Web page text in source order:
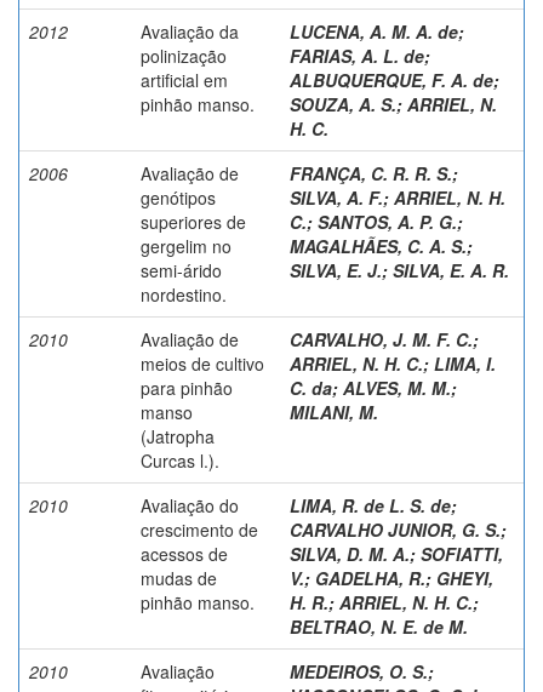
2012
Avaliação da
polinização
artificial em
pinhão manso.
LUCENA, A. M. A. de;
FARIAS, A. L. de;
ALBUQUERQUE, F. A. de;
SOUZA, A. S.; ARRIEL, N.
H. C.
2006
Avaliação de
genótipos
superiores de
gergelim no
semi-árido
nordestino.
FRANÇA, C. R. R. S.;
SILVA, A. F.; ARRIEL, N. H.
C.; SANTOS, A. P. G.;
MAGALHÃES, C. A. S.;
SILVA, E. J.; SILVA, E. A. R.
2010
Avaliação de
meios de cultivo
para pinhão
manso
(Jatropha
Curcas l.).
CARVALHO, J. M. F. C.;
ARRIEL, N. H. C.; LIMA, I.
C. da; ALVES, M. M.;
MILANI, M.
2010
Avaliação do
crescimento de
acessos de
mudas de
pinhão manso.
LIMA, R. de L. S. de;
CARVALHO JUNIOR, G. S.;
SILVA, D. M. A.; SOFIATTI,
V.; GADELHA, R.; GHEYI,
H. R.; ARRIEL, N. H. C.;
BELTRAO, N. E. de M.
2010
Avaliação
MEDEIROS, O. S.;